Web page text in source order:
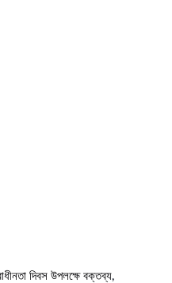
দিবস উপলক্ষে বক্তব্য,